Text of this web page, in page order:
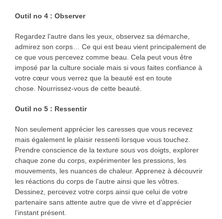
Outil no 4 : Observer
Regardez l’autre dans les yeux, observez sa démarche,
admirez son corps… Ce qui est beau vient principalement de
ce que vous percevez comme beau. Cela peut vous être
imposé par la culture sociale mais si vous faites confiance à
votre cœur vous verrez que la beauté est en toute
chose. Nourrissez-vous de cette beauté.
Outil no 5 : Ressentir
Non seulement apprécier les caresses que vous recevez
mais également le plaisir ressenti lorsque vous touchez.
Prendre conscience de la texture sous vos doigts, explorer
chaque zone du corps, expérimenter les pressions, les
mouvements, les nuances de chaleur. Apprenez à découvrir
les réactions du corps de l’autre ainsi que les vôtres.
Dessinez, percevez votre corps ainsi que celui de votre
partenaire sans attente autre que de vivre et d’apprécier
l’instant présent.